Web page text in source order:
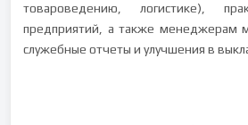
товароведению, логистике),
предприятий, а также менеджерам
служебные отчеты и улучшения в